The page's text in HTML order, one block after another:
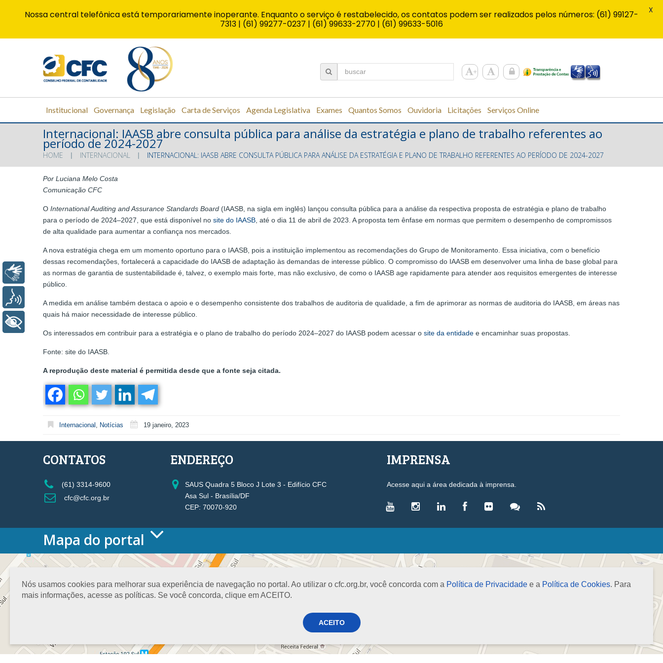
Institucional Governança Legislação Carta de Serviços Agenda Legislativa Exames Quantos Somos Ouvidoria Licitações Serviços Online
Internacional: IAASB abre consulta pública para análise da estratégia e plano de trabalho referentes ao
período de 2024-2027
HOME INTERNACIONAL INTERNACIONAL: IAASB ABRE CONSULTA PÚBLICA PARA ANÁLISE DA ESTRATÉGIA E PLANO DE TRABALHO REFERENTES AO PERÍODO DE 2024-2027
Por Luciana Melo Costa
Comunicação CFC
O International Auditing and Assurance Standards Board (IAASB, na sigla em inglês) lançou consulta pública para a análise da respectiva proposta de estratégia e plano de trabalho
para o período de 2024–2027, que está disponível no site do IAASB, até o dia 11 de abril de 2023. A proposta tem ênfase em normas que permitem o desempenho de compromissos
de alta qualidade para aumentar a confiança nos mercados.
A nova estratégia chega em um momento oportuno para o IAASB, pois a instituição implementou as recomendações do Grupo de Monitoramento. Essa iniciativa, com o benefício
dessas recomendações, fortalecerá a capacidade do IAASB de adaptação às demandas de interesse público. O compromisso do IAASB em desenvolver uma linha de base global para
as normas de garantia de sustentabilidade é, talvez, o exemplo mais forte, mas não exclusivo, de como o IAASB age rapidamente para atender aos requisitos emergentes de interesse
público.
A medida em análise também destaca o apoio e o desempenho consistente dos trabalhos de auditoria de qualidade, a fim de aprimorar as normas de auditoria do IAASB, em áreas nas
quais há maior necessidade de interesse público.
Os interessados em contribuir para a estratégia e o plano de trabalho do período 2024–2027 do IAASB podem acessar o site da entidade e encaminhar suas propostas.
Fonte: site do IAASB.
A reprodução deste material é permitida desde que a fonte seja citada.
Internacional , Notícias 19 janeiro, 2023
Nós usamos cookies para melhorar sua experiência de navegação no portal. Ao utilizar o cfc.org.br, você concorda com a Política de Privacidade e a Política de Cookies. Para
mais informações, acesse as políticas. Se você concorda, clique em ACEITO.
ACEITO
CONTATOS
(61) 3314-9600
cfc@cfc.org.br
ENDEREÇO
SAUS Quadra 5 Bloco J Lote 3 - Edifício CFC
Asa Sul - Brasília/DF
CEP: 70070-920
IMPRENSA
Acesse aqui a área dedicada à imprensa.
Mapa do portal
HOME
O CONSELHO
Conselho Diretor
Nossa Sede
Planejamento
PRESIDÊNCIA
VICE-PRESIDÊNCIAS
Administrativa
Controle Interno
Desenvolvimento Profissional
Fiscalização, Ética e Disciplina
PROJETOS E PROGRAMAS
LEGISLAÇÃO
Leis
Decretos-Lei
Agência de Notícias
Nossa central telefônica está temporariamente inoperante. Enquanto o serviço é restabelecido, os contatos podem ser realizados pelos números: (61) 99127-
7313 | (61) 99277-0237 | (61) 99633-2770 | (61) 99633-5016
X
Libras